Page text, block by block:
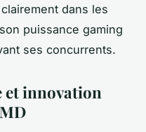
dans les
puissance gaming
ses concurrents.
et innovation